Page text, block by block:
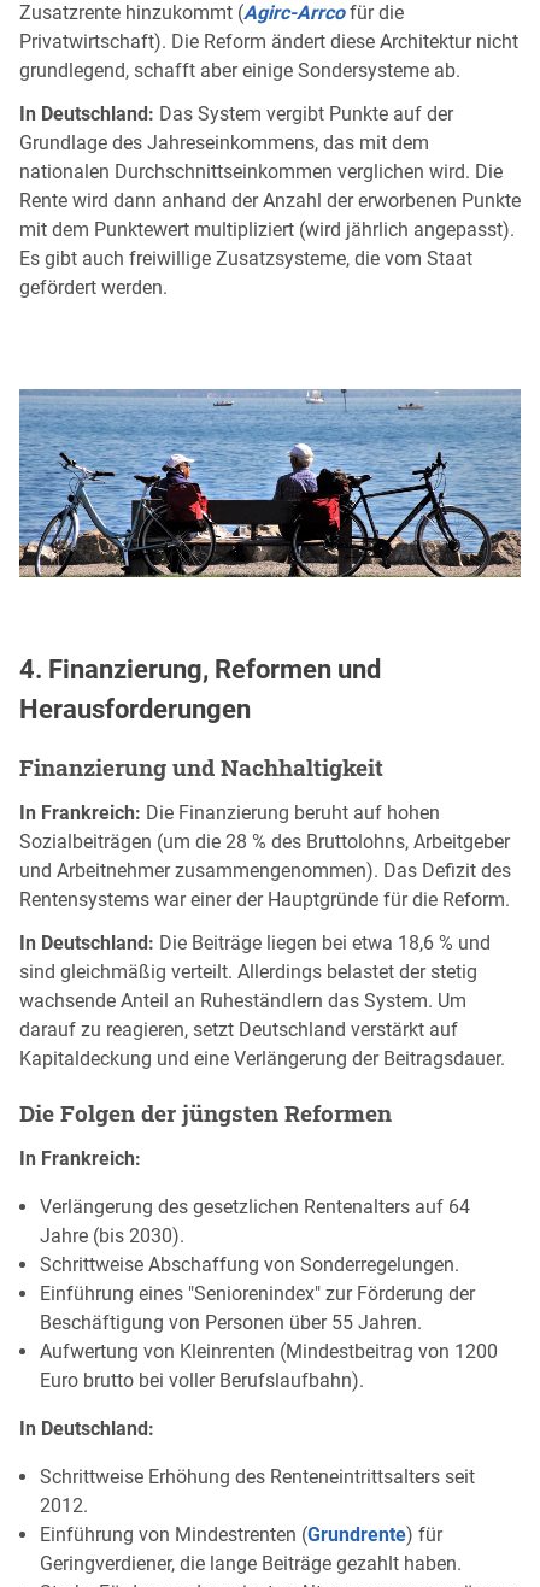
Zusatzrente hinzukommt (Agirc-Arrcofür die
Privatwirtschaft). Die Reform ändert diese Architektur nicht
grundlegend, schafft aber einige Sondersysteme ab.
In Deutschland: Das System vergibt Punkte auf der
Grundlage des Jahreseinkommens, das mit dem
nationalen Durchschnittseinkommen verglichen wird. Die
Rente wird dann anhand der Anzahl der erworbenen Punkte
mit dem Punktewert multipliziert (wird jährlich angepasst).
Es gibt auch freiwillige Zusatzsysteme, die vom Staat
gefördert werden.
4. Finanzierung, Reformen und
Herausforderungen
Finanzierung und Nachhaltigkeit
In Frankreich: Die Finanzierung beruht auf hohen
Sozialbeiträgen (um die 28 % des Bruttolohns, Arbeitgeber
und Arbeitnehmer zusammengenommen). Das Defizit des
Rentensystems war einer der Hauptgründe für die Reform.
In Deutschland: Die Beiträge liegen bei etwa 18,6 % und
sind gleichmäßig verteilt. Allerdings belastet der stetig
wachsende Anteil an Ruheständlern das System. Um
darauf zu reagieren, setzt Deutschland verstärkt auf
Kapitaldeckung und eine Verlängerung der Beitragsdauer.
Die Folgen der jüngsten Reformen
In Frankreich:
Verlängerung des gesetzlichen Rentenalters auf 64
Jahre (bis 2030).
Schrittweise Abschaffung von Sonderregelungen.
Einführung eines "Seniorenindex" zur Förderung der
Beschäftigung von Personen über 55 Jahren.
Aufwertung von Kleinrenten (Mindestbeitrag von 1200
Euro brutto bei voller Berufslaufbahn).
In Deutschland:
Schrittweise Erhöhung des Renteneintrittsalters seit
2012.
Einführung von Mindestrenten (Grundrente) für
Geringverdiener, die lange Beiträge gezahlt haben.